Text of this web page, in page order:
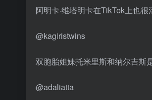
阿明卡·维塔明卡在TikTok上也很
@kagiristwins
双胞胎姐妹托米里斯和纳尔吉斯
@adaliatta